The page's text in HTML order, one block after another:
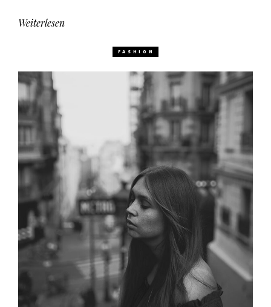
Weiterlesen
FASHION